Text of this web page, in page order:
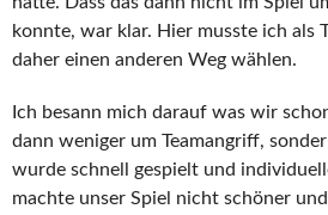
konnte, war klar. Hier musste ich als
daher einen anderen Weg wählen.
Ich besann mich darauf was wir
dann weniger um Teamangriff,
wurde schnell gespielt und
machte unser Spiel nicht schöner